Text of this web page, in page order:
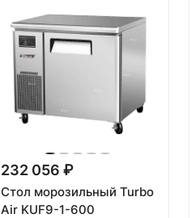
232 056 ₽
Стол морозильный Turbo
Air KUF9-1-600